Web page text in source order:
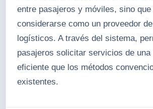
entre pasajeros y móviles, sino que
considerarse como un proveedor
logísticos. A través del sistema,
pasajeros solicitar servicios de una
eficiente que los métodos
existentes.